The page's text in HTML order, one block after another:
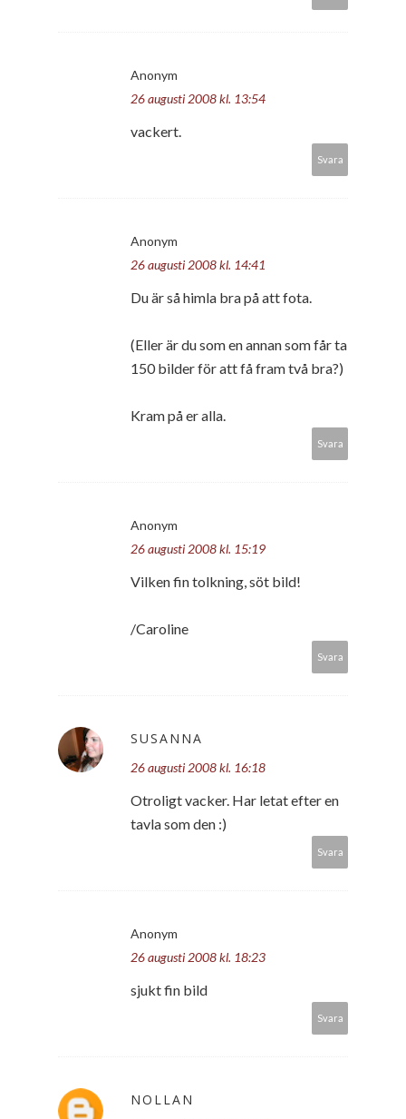
Anonym
26 augusti 2008 kl. 13:54
vackert.
Svara
Anonym
26 augusti 2008 kl. 14:41
Du är så himla bra på att fota.
(Eller är du som en annan som får ta
150 bilder för att få fram två bra?)
Kram på er alla.
Svara
Anonym
26 augusti 2008 kl. 15:19
Vilken fin tolkning, söt bild!
/Caroline
Svara
SUSANNA
26 augusti 2008 kl. 16:18
Otroligt vacker. Har letat efter en
tavla som den :)
Svara
Anonym
26 augusti 2008 kl. 18:23
sjukt fin bild
Svara
NOLLAN